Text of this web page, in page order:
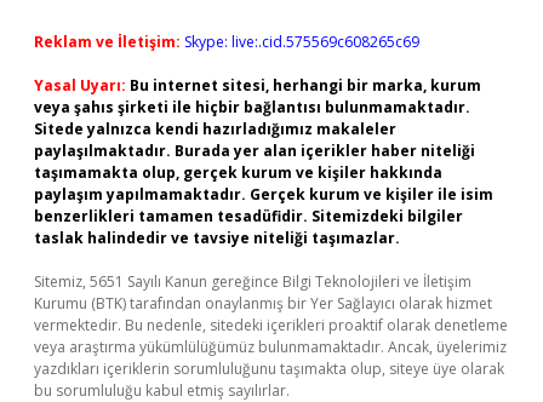
Reklam ve İletişim: Skype: live:.cid.575569c608265c69
Yasal Uyarı: Bu internet sitesi, herhangi bir marka, kurum
veya şahıs şirketi ile hiçbir bağlantısı bulunmamaktadır.
Sitede yalnızca kendi hazırladığımız makaleler
paylaşılmaktadır. Burada yer alan içerikler haber niteliği
taşımamakta olup, gerçek kurum ve kişiler hakkında
paylaşım yapılmamaktadır. Gerçek kurum ve kişiler ile isim
benzerlikleri tamamen tesadüfidir. Sitemizdeki bilgiler
taslak halindedir ve tavsiye niteliği taşımazlar.
Sitemiz, 5651 Sayılı Kanun gereğince Bilgi Teknolojileri ve İletişim
Kurumu (BTK) tarafından onaylanmış bir Yer Sağlayıcı olarak hizmet
vermektedir. Bu nedenle, sitedeki içerikleri proaktif olarak denetleme
veya araştırma yükümlülüğümüz bulunmamaktadır. Ancak, üyelerimiz
yazdıkları içeriklerin sorumluluğunu taşımakta olup, siteye üye olarak
bu sorumluluğu kabul etmiş sayılırlar.